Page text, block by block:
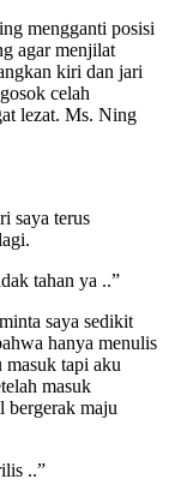
mengganti posisi
agar menjilat
kiri dan jari
celah
lezat. Ms. Ning
saya terus
tahan ya ..”
saya sedikit
hanya menulis
tapi aku
masuk
maju
..”